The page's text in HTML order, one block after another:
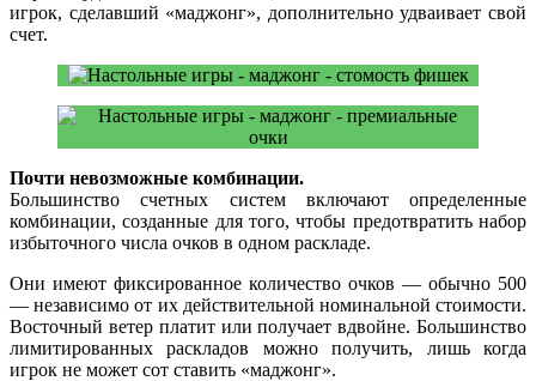
игрок, сделавший «маджонг», дополнительно удваивает свой
счет.
Почти невозможные комбинации.
Большинство счетных систем включают определенные
комбинации, созданные для того, чтобы предотвратить набор
избыточного числа очков в одном раскладе.
Они имеют фиксированное количество очков — обычно 500
— независимо от их действительной номинальной стоимости.
Восточный ветер платит или получает вдвойне. Большинство
лимитированных раскладов можно получить, лишь когда
игрок не может сот ставить «маджонг».